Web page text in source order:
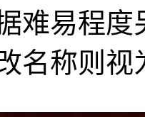
难易程
名称则